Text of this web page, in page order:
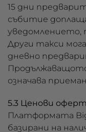
15 дни
събитие
уведомлението,
Други такси
дневно
означава
5.3 Ценови
Платформата
базирани на